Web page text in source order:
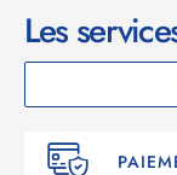
Les